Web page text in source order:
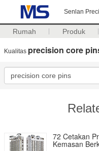
Senlan
Rumah Produk
Kualitas precision core
72 Cetakan
Kemasan